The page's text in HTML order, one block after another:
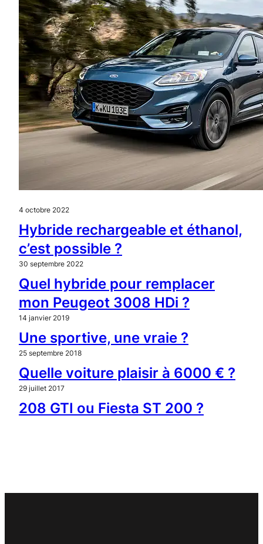
4 octobre 2022
Hybride rechargeable et éthanol,
c’est possible ?
30 septembre 2022
Quel hybride pour remplacer
mon Peugeot 3008 HDi ?
14 janvier 2019
Une sportive, une vraie ?
25 septembre 2018
Quelle voiture plaisir à 6000 € ?
29 juillet 2017
208 GTI ou Fiesta ST 200 ?